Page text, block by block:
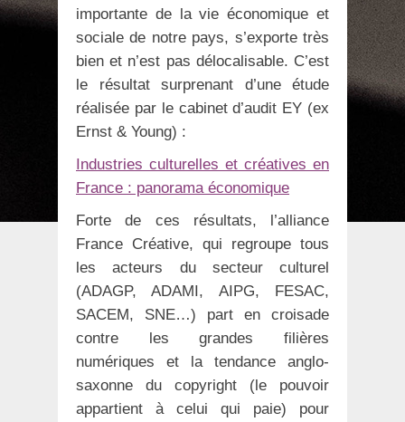
importante de la vie économique et
sociale de notre pays, s’exporte très
bien et n’est pas délocalisable. C’est
le résultat surprenant d’une étude
réalisée par le cabinet d’audit EY (ex
Ernst & Young) :
Industries culturelles et créatives en
France : panorama économique
Forte de ces résultats, l’alliance
France Créative, qui regroupe tous
les acteurs du secteur culturel
(ADAGP, ADAMI, AIPG, FESAC,
SACEM, SNE…) part en croisade
contre les grandes filières
numériques et la tendance anglo-
saxonne du copyright (le pouvoir
appartient à celui qui paie) pour